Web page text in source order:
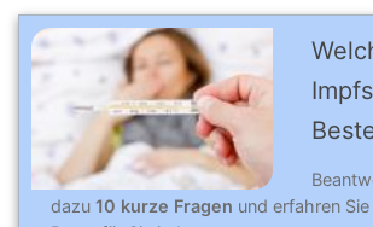
dazu 10 kurze Fragen und erfahren